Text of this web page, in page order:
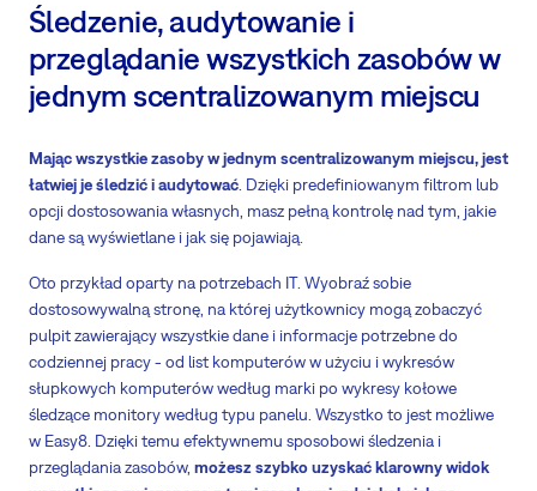
Śledzenie, audytowanie i
przeglądanie wszystkich zasobów w
jednym scentralizowanym miejscu
Mając wszystkie zasoby w jednym scentralizowanym miejscu, jest
łatwiej je śledzić i audytować . Dzięki predefiniowanym filtrom lub
opcji dostosowania własnych, masz pełną kontrolę nad tym, jakie
dane są wyświetlane i jak się pojawiają.
Oto przykład oparty na potrzebach IT. Wyobraź sobie
dostosowywalną stronę, na której użytkownicy mogą zobaczyć
pulpit zawierający wszystkie dane i informacje potrzebne do
codziennej pracy - od list komputerów w użyciu i wykresów
słupkowych komputerów według marki po wykresy kołowe
śledzące monitory według typu panelu. Wszystko to jest możliwe
w Easy8. Dzięki temu efektywnemu sposobowi śledzenia i
przeglądania zasobów, możesz szybko uzyskać klarowny widok